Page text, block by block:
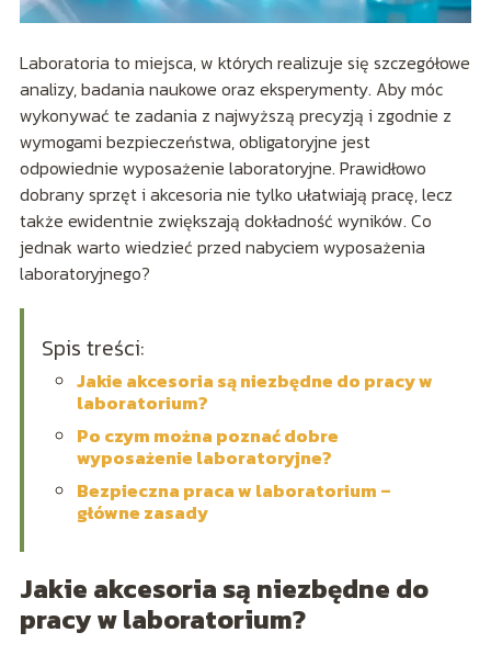
Laboratoria to miejsca, w których realizuje się szczegółowe
analizy, badania naukowe oraz eksperymenty. Aby móc
wykonywać te zadania z najwyższą precyzją i zgodnie z
wymogami bezpieczeństwa, obligatoryjne jest
odpowiednie wyposażenie laboratoryjne. Prawidłowo
dobrany sprzęt i akcesoria nie tylko ułatwiają pracę, lecz
także ewidentnie zwiększają dokładność wyników. Co
jednak warto wiedzieć przed nabyciem wyposażenia
laboratoryjnego?
Spis treści:
Jakie akcesoria są niezbędne do pracy w
laboratorium?
Po czym można poznać dobre
wyposażenie laboratoryjne?
Bezpieczna praca w laboratorium –
główne zasady
Jakie akcesoria są niezbędne do
pracy w laboratorium?